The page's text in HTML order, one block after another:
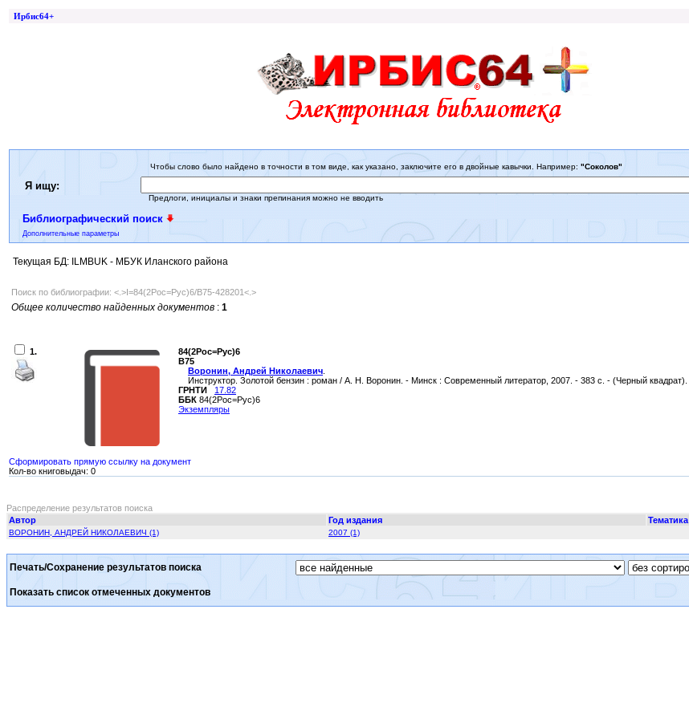
Ирбис64+
Я ищу:
Чтобы слово было найдено в точности в том виде, как указано, заключите его в двойные кавычки. Например: "Соколов"
Предлоги, инициалы и знаки препинания можно не вводить
Библиографический поиск
Дополнительные параметры
Текущая БД: ILMBUK - МБУК Иланского района
Поиск по библиографии: <.>I=84(2Рос=Рус)6/В75-428201<.>
Общее количество найденных документов : 1
1.
84(2Рос=Рус)6
В75
Воронин, Андрей Николаевич
Инструктор. Золотой бензин : роман / А. Н. Воронин. - Минск : Современный литератор, 2007. - 383 с. - (Черный квадрат).
ГРНТИ
17.82
ББК 84(2Рос=Рус)6
Экземпляры
Сформировать прямую ссылку на документ
Кол-во книговыдач: 0
Распределение результатов поиска
Автор
Год издания
ВОРОНИН, АНДРЕЙ НИКОЛАЕВИЧ (1) 2007 (1)
Печать/Сохранение результатов поиска
Показать список отмеченных документов